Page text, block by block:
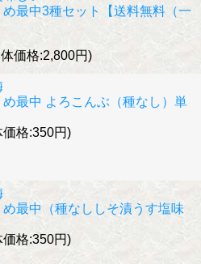
め最中3種セット【送料無料（一
価格:2,800円)
め最中 よろこんぶ（種なし）単
価格:350円)
め最中（種なししそ漬うす塩味
価格:350円)